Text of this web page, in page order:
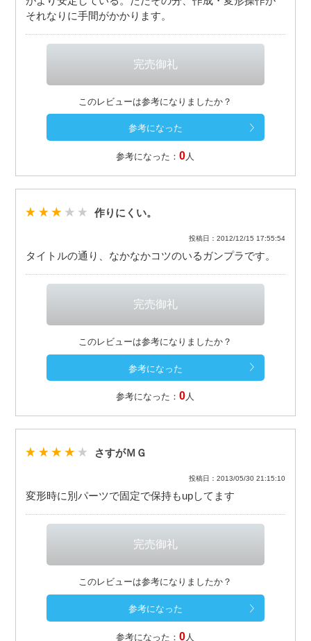
それなりに手間がかかります。
このレビューは参考になりましたか？
参考になった：0人
作りにくい。
投稿日：2012/12/15 17:55:54
タイトルの通り、なかなかコツのいるガンプラです。
このレビューは参考になりましたか？
参考になった：0人
さすがＭＧ
投稿日：2013/05/30 21:15:10
変形時に別パーツで固定で保持もupしてます
このレビューは参考になりましたか？
参考になった：0 人